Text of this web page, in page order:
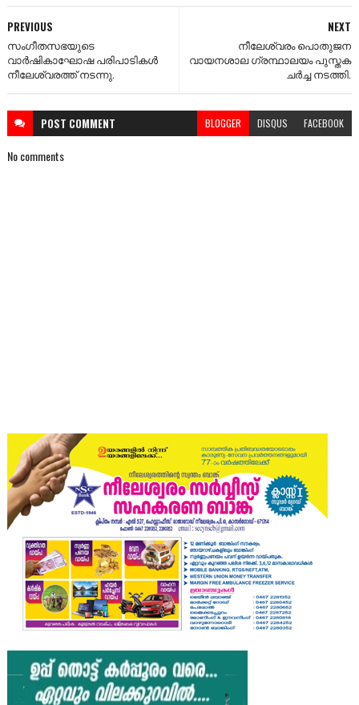
NEXT
നീലേശ്വരം പൊതുജന
വായനശാല ഗ്രന്ഥാലയം പുസ്തക
ചർച്ച നടത്തി.
PREVIOUS
സംഗീതസഭയുടെ
വാർഷികാഘോഷ പരിപാടികൾ
നീലേശ്വരത്ത് നടന്നു.
POST COMMENT BLOGGER DISQUS FACEBOOK
No comments